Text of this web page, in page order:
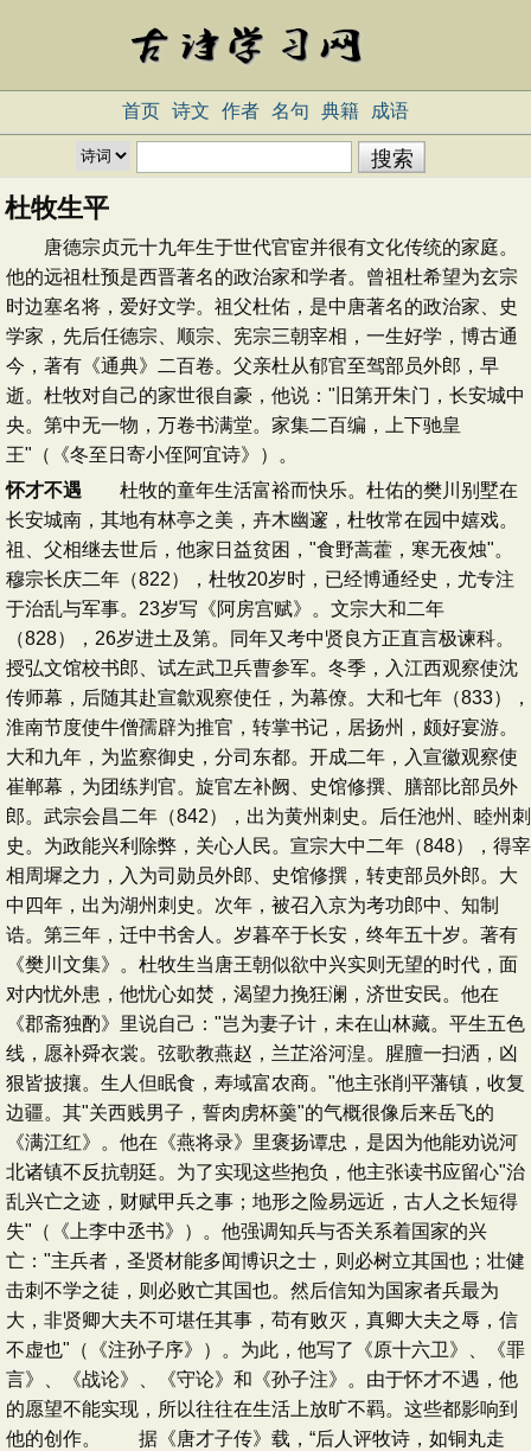
首页 诗文 作者 名句 典籍 成语
杜牧生平
唐德宗贞元十九年生于世代官宦并很有文化传统的家庭。
他的远祖杜预是西晋著名的政治家和学者。曾祖杜希望为玄宗
时边塞名将，爱好文学。祖父杜佑，是中唐著名的政治家、史
学家，先后任德宗、顺宗、宪宗三朝宰相，一生好学，博古通
今，著有《通典》二百卷。父亲杜从郁官至驾部员外郎，早
逝。杜牧对自己的家世很自豪，他说："旧第开朱门，长安城中
央。第中无一物，万卷书满堂。家集二百编，上下驰皇
王"（《冬至日寄小侄阿宜诗》）。
怀才不遇 杜牧的童年生活富裕而快乐。杜佑的樊川别墅在
长安城南，其地有林亭之美，卉木幽邃，杜牧常在园中嬉戏。
祖、父相继去世后，他家日益贫困，"食野蒿藿，寒无夜烛"。
穆宗长庆二年（822），杜牧20岁时，已经博通经史，尤专注
于治乱与军事。23岁写《阿房宫赋》。文宗大和二年
（828），26岁进土及第。同年又考中贤良方正直言极谏科。
授弘文馆校书郎、试左武卫兵曹参军。冬季，入江西观察使沈
传师幕，后随其赴宣歙观察使任，为幕僚。大和七年（833），
淮南节度使牛僧孺辟为推官，转掌书记，居扬州，颇好宴游。
大和九年，为监察御史，分司东都。开成二年，入宣徽观察使
崔郸幕，为团练判官。旋官左补阙、史馆修撰、膳部比部员外
郎。武宗会昌二年（842），出为黄州刺史。后任池州、睦州刺
史。为政能兴利除弊，关心人民。宣宗大中二年（848），得宰
相周墀之力，入为司勋员外郎、史馆修撰，转吏部员外郎。大
中四年，出为湖州刺史。次年，被召入京为考功郎中、知制
诰。第三年，迁中书舍人。岁暮卒于长安，终年五十岁。著有
《樊川文集》。杜牧生当唐王朝似欲中兴实则无望的时代，面
对内忧外患，他忧心如焚，渴望力挽狂澜，济世安民。他在
《郡斋独酌》里说自己："岂为妻子计，未在山林藏。平生五色
线，愿补舜衣裳。弦歌教燕赵，兰芷浴河湟。腥膻一扫洒，凶
狠皆披攘。生人但眠食，寿域富农商。"他主张削平藩镇，收复
边疆。其"关西贱男子，誓肉虏杯羹"的气概很像后来岳飞的
《满江红》。他在《燕将录》里褒扬谭忠，是因为他能劝说河
北诸镇不反抗朝廷。为了实现这些抱负，他主张读书应留心"治
乱兴亡之迹，财赋甲兵之事；地形之险易远近，古人之长短得
失"（《上李中丞书》）。他强调知兵与否关系着国家的兴
亡："主兵者，圣贤材能多闻博识之士，则必树立其国也；壮健
击刺不学之徒，则必败亡其国也。然后信知为国家者兵最为
大，非贤卿大夫不可堪任其事，苟有败灭，真卿大夫之辱，信
不虚也"（《注孙子序》）。为此，他写了《原十六卫》、《罪
言》、《战论》、《守论》和《孙子注》。由于怀才不遇，他
的愿望不能实现，所以往往在生活上放旷不羁。这些都影响到
他的创作。 据《唐才子传》载，“后人评牧诗，如铜丸走